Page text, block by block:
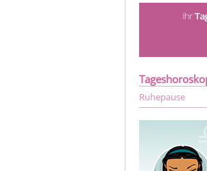
Ruhepause